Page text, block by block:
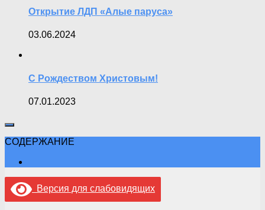
Открытие ЛДП «Алые паруса»
03.06.2024
С Рождеством Христовым!
07.01.2023
СОДЕРЖАНИЕ
Версия для слабовидящих